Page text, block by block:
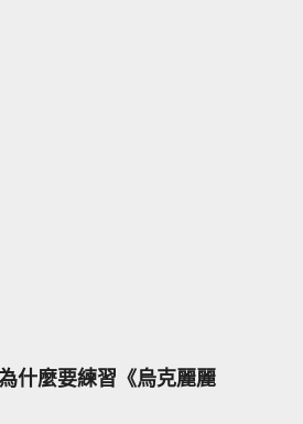
什麼要練習《烏克麗麗